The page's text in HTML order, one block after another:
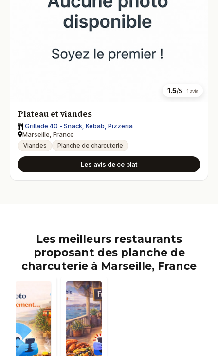
1.5/5 1 avis
Plateau et viandes
Grillade 40 - Snack, Kebab, Pizzeria
Marseille, France
Viandes Planche de charcuterie
Les avis de ce plat
Les meilleurs restaurants
proposant des planche de
charcuterie à Marseille, France